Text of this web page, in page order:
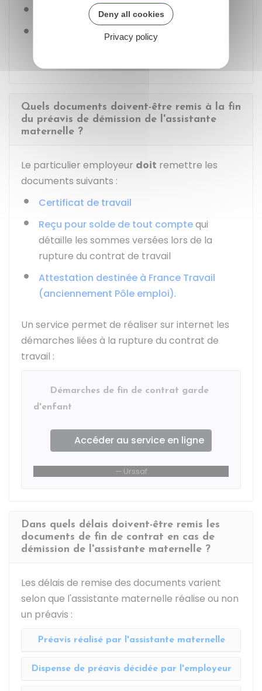
Salaire jusqu'au dernier jour travaillé
Indemnité compensatrice de congés
Quels documents doivent-être remis à la fin
du préavis de démission de l'assistante
maternelle ?
Le particulier employeur doit remettre les
documents suivants :
Certificat de travail
Reçu pour solde de tout comptequi
détaille les sommes versées lors de la
rupture du contrat de travail
Attestation destinée à France Travail
(anciennement Pôle emploi).
Un service permet de réaliser sur internet les
démarches liées à la rupture du contrat de
travail :
Démarches de fin de contrat garde
d'enfant
Accéder au service en ligne
Urssaf
Dans quels délais doivent-être remis les
documents de fin de contrat en cas de
démission de l'assistante maternelle ?
Les délais de remise des documents varient
selon que l'assistante maternelle réalise ou non
un préavis :
Préavis réalisé par l'assistante maternelle
Dispense de préavis décidée par l'employeur
Deny all cookies
Privacy policy